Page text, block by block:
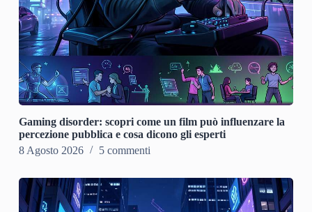
Gaming disorder: scopri come un film può influenzare la
percezione pubblica e cosa dicono gli esperti
8 Agosto 2026
5 commenti